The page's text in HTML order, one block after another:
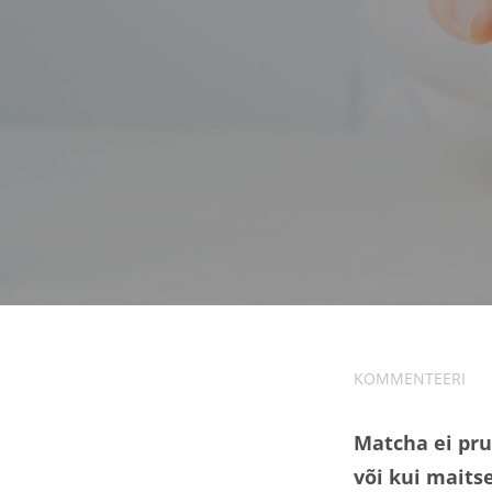
KOMMENTEERI
Matcha ei
või kui